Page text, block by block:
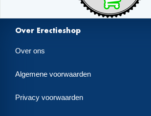
Over Erectieshop
Over ons
Algemene voorwaarden
Privacy voorwaarden